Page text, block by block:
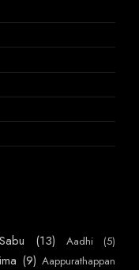
(13) Aadhi
(5)
(9) Aappurathappan